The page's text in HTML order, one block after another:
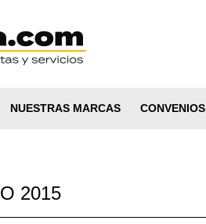
NUESTRAS MARCAS CONVENIOS
2015